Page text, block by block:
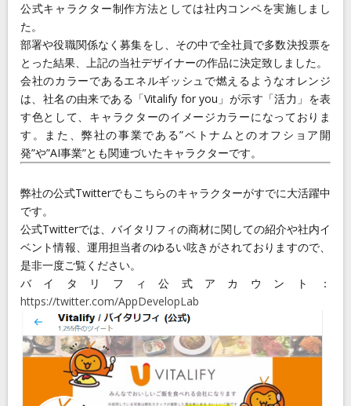
公式キャラクター制作方法としては社内コンペを実施しまし
た。
部署や役職関係なく募集をし、その中で全社員で多数決投票を
とった結果、上記の当社デザイナーの作品に決定致しました。
会社のカラーであるエネルギッシュで燃えるようなオレンジ
は、社名の由来である「Vitalify for you」が示す「活力」を表
す色として、キャラクターのイメージカラーになっておりま
す。また、弊社の事業である”ベトナムとのオフショア開
発”や”AI事業”とも関連づいたキャラクターです。
弊社の公式Twitterでもこちらのキャラクターがすでに大活躍中
です。
公式Twitterでは、バイタリフィの商材に関しての紹介や社内イ
ベント情報、運用担当者のゆるい呟きがされておりますので、
是非一度ご覧ください。
バイタリフィ公式アカウント：
https://twitter.com/AppDevelopLab